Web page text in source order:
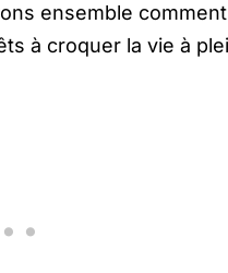
ensemble
à croquer la vie à